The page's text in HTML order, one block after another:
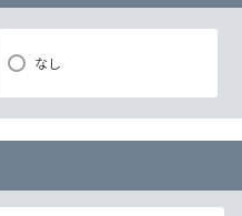
なし